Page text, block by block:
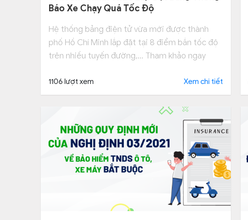
Báo Xe Chạy Quá Tốc Độ
Hệ thống bảng điện tử vừa mới được thành
phố Hồ Chí Minh lắp đặt tại 8 điểm bắn tốc độ
trên nhiều tuyến đường,... Tham khảo ngay
1106 lượt xem Xem chi tiết